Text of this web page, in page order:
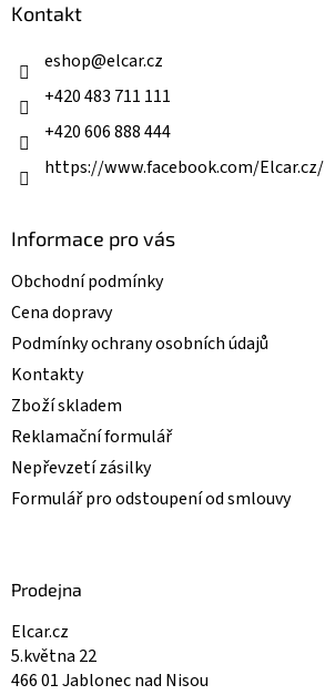
v
Kontakt
eshop@elcar.cz
+420 483 711 111
+420 606 888 444
https://www.facebook.com/Elcar.cz/
Informace pro vás
Obchodní podmínky
Cena dopravy
Podmínky ochrany osobních údajů
Kontakty
Zboží skladem
Reklamační formulář
Nepřevzetí zásilky
Formulář pro odstoupení od smlouvy
Prodejna
Elcar.cz
5.května 22
466 01 Jablonec nad Nisou